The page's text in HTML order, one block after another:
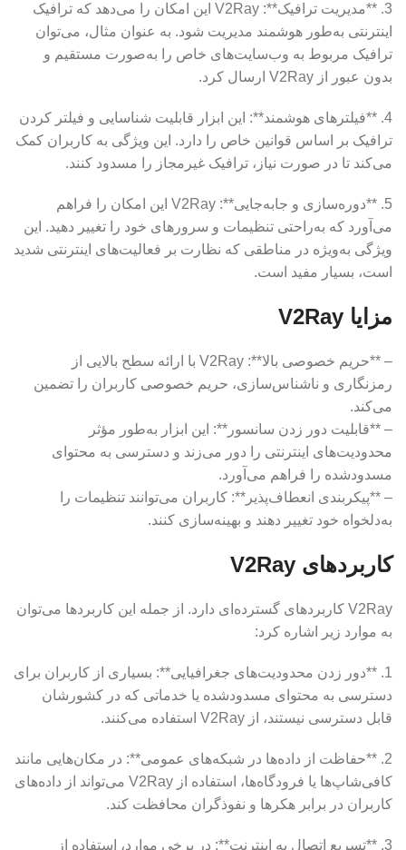
3. **مدیریت ترافیک**: V2Ray این امکان را می‌دهد که ترافیک
اینترنتی به‌طور هوشمند مدیریت شود. به عنوان مثال، می‌توان
ترافیک مربوط به وب‌سایت‌های خاص را به‌صورت مستقیم و
بدون عبور از V2Ray ارسال کرد.
4. **فیلترهای هوشمند**: این ابزار قابلیت شناسایی و فیلتر کردن
ترافیک بر اساس قوانین خاص را دارد. این ویژگی به کاربران کمک
می‌کند تا در صورت نیاز، ترافیک غیرمجاز را مسدود کنند.
5. **دوره‌سازی و جابه‌جایی**: V2Ray این امکان را فراهم
می‌آورد که به‌راحتی تنظیمات و سرورهای خود را تغییر دهید. این
ویژگی به‌ویژه در مناطقی که نظارت بر فعالیت‌های اینترنتی شدید
است، بسیار مفید است.
مزایا V2Ray
– **حریم خصوصی بالا**: V2Ray با ارائه سطح بالایی از
رمزنگاری و ناشناس‌سازی، حریم خصوصی کاربران را تضمین
می‌کند.
– **قابلیت دور زدن سانسور**: این ابزار به‌طور مؤثر
محدودیت‌های اینترنتی را دور می‌زند و دسترسی به محتوای
مسدودشده را فراهم می‌آورد.
– **پیکربندی انعطاف‌پذیر**: کاربران می‌توانند تنظیمات را
به‌دلخواه خود تغییر دهند و بهینه‌سازی کنند.
کاربردهای V2Ray
V2Ray کاربردهای گسترده‌ای دارد. از جمله این کاربردها می‌توان
به موارد زیر اشاره کرد:
1. **دور زدن محدودیت‌های جغرافیایی**: بسیاری از کاربران برای
دسترسی به محتوای مسدودشده یا خدماتی که در کشورشان
قابل دسترسی نیستند، از V2Ray استفاده می‌کنند.
2. **حفاظت از داده‌ها در شبکه‌های عمومی**: در مکان‌هایی مانند
کافی‌شاپ‌ها یا فرودگاه‌ها، استفاده از V2Ray می‌تواند از داده‌های
کاربران در برابر هکرها و نفوذگران محافظت کند.
3. **تسریع اتصال به اینترنت**: در برخی موارد، استفاده از